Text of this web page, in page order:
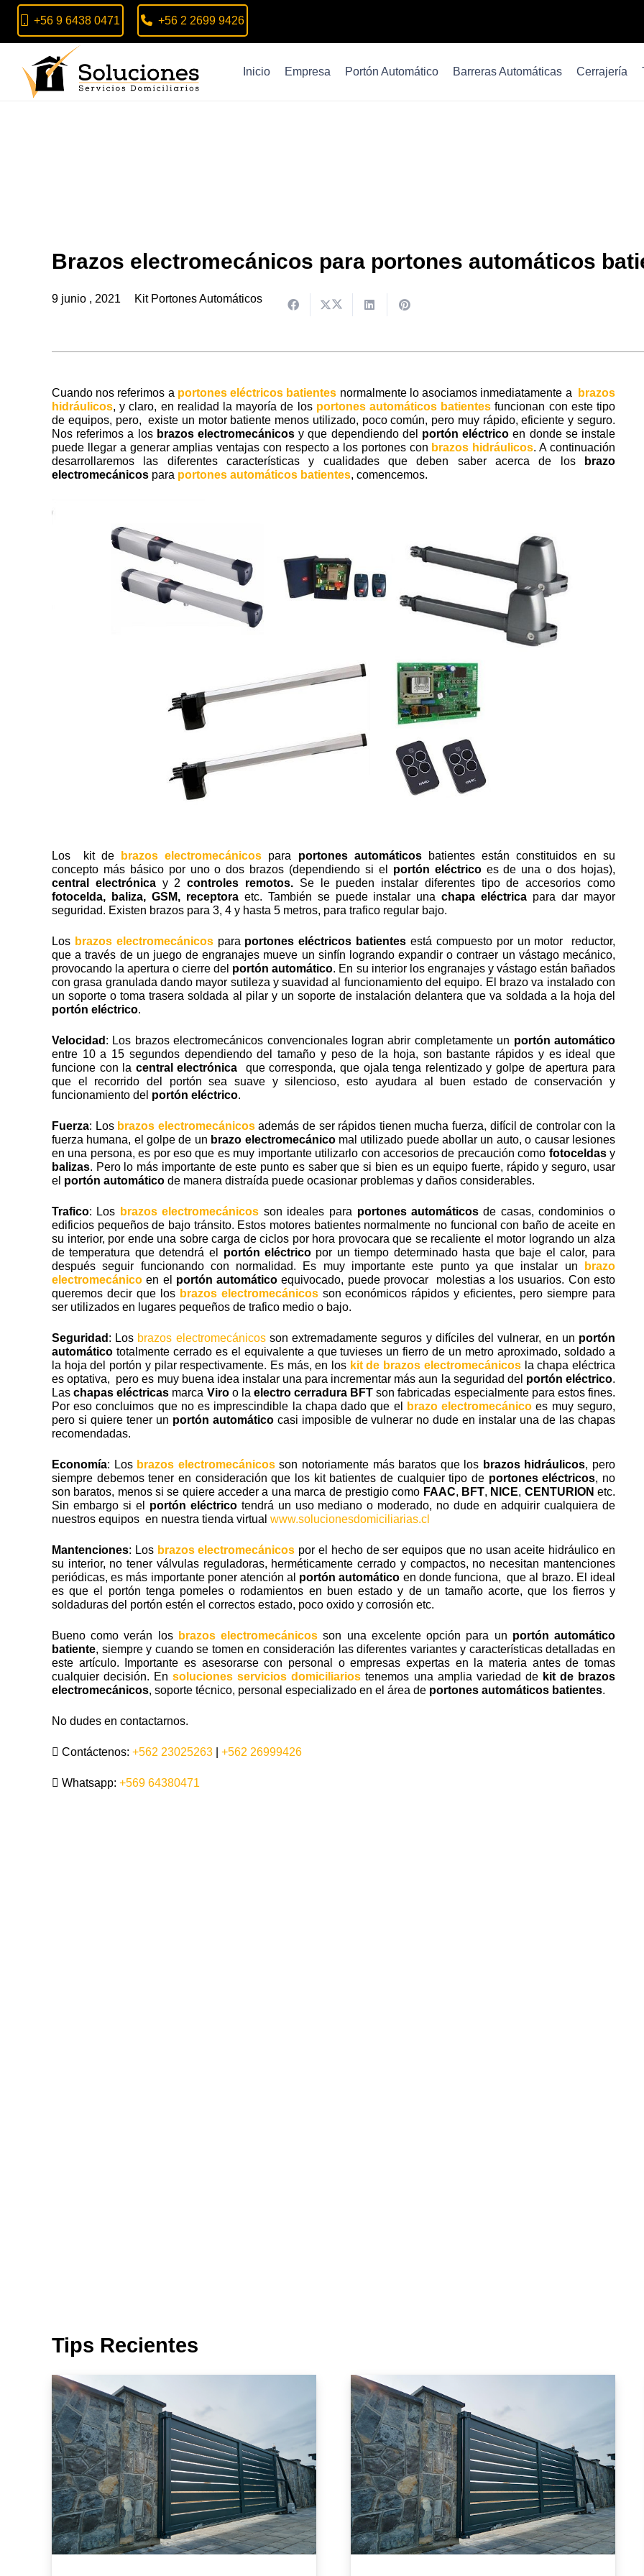
+56 9 6438 0471 +56 2 2699 9426
Inicio Empresa Portón Automático Barreras Automáticas Cerrajería
Brazos electromecánicos para portones automáticos
9 junio , 2021 Kit Portones Automáticos
Cuando nos referimos a portones eléctricos batientes normalmente lo asociamos inmediatamente a
brazos
hidráulicos, y claro, en realidad la mayoría de los portones automáticos batientes funcionan con este tipo
de equipos, pero, existe un motor batiente menos utilizado, poco común, pero muy rápido, eficiente y seguro.
Nos referimos a los brazos electromecánicos y que dependiendo del portón eléctrico en donde se instale
puede llegar a generar amplias ventajas con respecto a los portones con brazos hidráulicos. A continuación
desarrollaremos las diferentes características y cualidades que deben saber acerca de los
brazo
electromecánicos para portones automáticos batientes, comencemos.
Los kit de brazos electromecánicos para portones automáticos
batientes están constituidos en su
concepto más básico por uno o dos brazos (dependiendo si el portón eléctricoes de una o dos hojas),
central electrónicay 2controles remotos. Se le pueden instalar diferentes tipo de accesorios como
fotocelda, baliza, GSM, receptoraetc. También se puede instalar unachapa eléctrica para dar mayor
seguridad. Existen brazos para 3, 4 y hasta 5 metros, para trafico regular bajo.
Los brazos electromecánicospara portones eléctricos batientes está compuesto por un motor reductor,
que a través de un juego de engranajes mueve un sinfín logrando expandir o contraer un vástago mecánico,
provocando la apertura o cierre del portón automático. En su interior los engranajes y vástago están bañados
con grasa granulada dando mayor sutileza y suavidad al funcionamiento del equipo. El brazo va instalado con
un soporte o toma trasera soldada al pilar y un soporte de instalación delantera que va soldada a la hoja del
portón eléctrico.
Velocidad : Los brazos electromecánicos convencionales logran abrir completamente un portón automático
entre 10 a 15 segundos dependiendo del tamaño y peso de la hoja, son bastante rápidos y es ideal que
funcione con la central electrónica que corresponda, que ojala tenga relentizado y golpe de apertura para
que el recorrido del portón sea suave y silencioso, esto ayudara al buen estado de conservación y
funcionamiento del portón eléctrico.
Fuerza: Los brazos electromecánicosademás de ser rápidos tienen mucha fuerza, difícil de controlar con la
fuerza humana, el golpe de un brazo electromecánicomal utilizado puede abollar un auto, o causar lesiones
en una persona, es por eso que es muy importante utilizarlo con accesorios de precaución como fotoceldasy
balizas. Pero lo más importante de este punto es saber que si bien es un equipo fuerte, rápido y seguro, usar
el portón automático de manera distraída puede ocasionar problemas y daños considerables.
Trafico: Los brazos electromecánicos son ideales para portones automáticos de casas, condominios o
edificios pequeños de bajo tránsito. Estos motores batientes normalmente no funcional con baño de aceite en
su interior, por ende una sobre carga de ciclos por hora provocara que se recaliente el motor logrando un alza
de temperatura que detendrá el portón eléctrico por un tiempo determinado hasta que baje el calor, para
después seguir funcionando con normalidad. Es muy importante este punto ya que instalar un
brazo
electromecánico en el portón automático equivocado, puede provocar molestias a los usuarios. Con esto
queremos decir que los brazos electromecánicosson económicos rápidos y eficientes, pero siempre para
ser utilizados en lugares pequeños de trafico medio o bajo.
Seguridad : Los brazos electromecánicosson extremadamente seguros y difíciles del vulnerar, en un portón
automático totalmente cerrado es el equivalente a que tuvieses un fierro de un metro aproximado, soldado a
la hoja del portón y pilar respectivamente. Es más, en los kit de brazos electromecánicosla chapa eléctrica
es optativa, pero es muy buena idea instalar una para incrementar más aun la seguridad del portón eléctrico.
Laschapas eléctricas marca Viroo la electro cerradura BFT son fabricadas especialmente para estos fines.
Por eso concluimos que no es imprescindible la chapa dado que el
brazo electromecánico es muy seguro,
pero si quiere tener un portón automáticocasi imposible de vulnerar no dude en instalar una de las chapas
recomendadas.
Economía: Los brazos electromecánicosson notoriamente más baratos que los brazos hidráulicos, pero
siempre debemos tener en consideración que los kit batientes de cualquier tipo de portones eléctricos, no
son baratos, menos si se quiere acceder a una marca de prestigio como FAAC, BFT, NICE, CENTURION etc.
Sin embargo si el portón eléctricotendrá un uso mediano o moderado, no dude en adquirir cualquiera de
nuestros equipos en nuestra tienda virtual www.solucionesdomiciliarias.cl
Mantenciones: Los brazos electromecánicos por el hecho de ser equipos que no usan aceite hidráulico en
su interior, no tener válvulas reguladoras, herméticamente cerrado y compactos, no necesitan mantenciones
periódicas, es más importante poner atención al portón automático en donde funciona, que al brazo. El ideal
es que el portón tenga pomeles o rodamientos en buen estado y de un tamaño acorte, que los fierros y
soldaduras del portón estén el correctos estado, poco oxido y corrosión etc.
Bueno como verán los brazos electromecánicos son una excelente opción para un portón automático
batiente, siempre y cuando se tomen en consideración las diferentes variantes y características detalladas en
este artículo. Importante es asesorarse con personal o empresas expertas en la materia antes de tomas
cualquier decisión. Ensoluciones servicios domiciliarios tenemos una amplia variedad de kit de brazos
electromecánicos, soporte técnico, personal especializado en el área de portones automáticos batientes.
No dudes en contactarnos.
Contáctenos: +562 23025263 +562 26999426
Whatsapp: +569 64380471
Tips Recientes